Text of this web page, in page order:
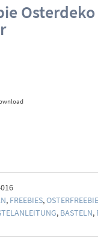
Osterdeko
, FREEBIES,
, BASTELN,